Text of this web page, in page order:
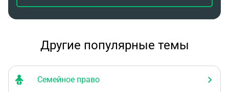
Другие популярные темы
Семейное право